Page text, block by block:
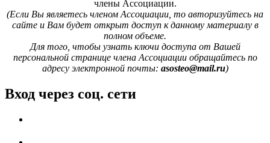
члены Ассоциации.
(Если Вы являетесь членом Ассоциации, то авторизуйтесь на
сайте и Вам будет открыт доступ к данному материалу в
полном объеме.
Для того, чтобы узнать ключи доступа от Вашей
персональной странице члена Ассоциации обращайтесь по
адресу электронной почты: asosteo@mail.ru)
Вход через соц. сети